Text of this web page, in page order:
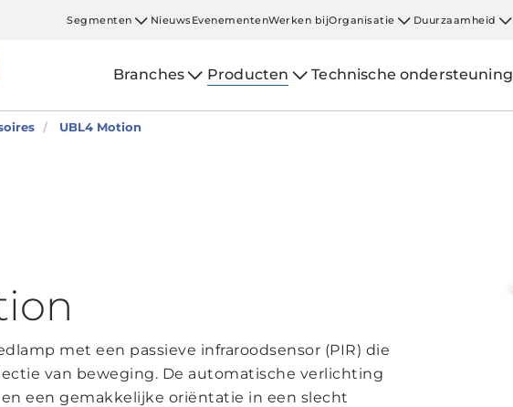
Segmenten NieuwsEvenementenWerken bijOrganisatie Duurzaamheid
Branches Producten Technische ondersteuning
UBL4 Motion
met een passieve infraroodsensor (PIR) die
van beweging. De automatische verlichting
een gemakkelijke oriëntatie in een slecht